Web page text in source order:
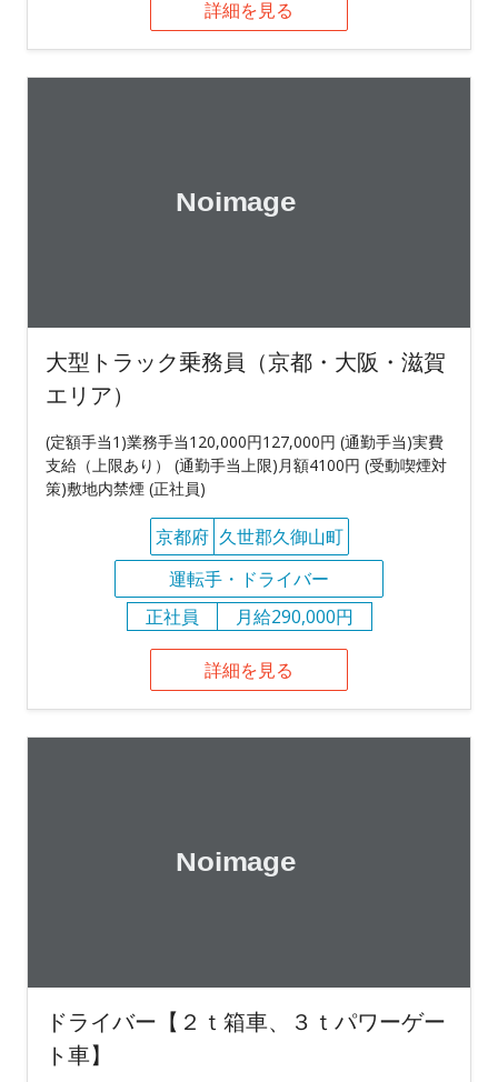
詳細を見る
大型トラック乗務員（京都・大阪・滋賀
エリア）
(定額手当1)業務手当120,000円127,000円 (通勤手当)実費
支給（上限あり） (通勤手当上限)月額4100円 (受動喫煙対
策)敷地内禁煙 (正社員)
京都府 久世郡久御山町
運転手・ドライバー
正社員
月給290,000円
詳細を見る
ドライバー【２ｔ箱車、３ｔパワーゲー
ト車】